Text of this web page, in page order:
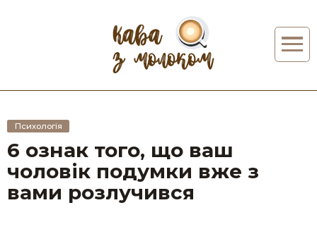
Психологія
6 ознак того, що ваш
чоловік подумки вже з
вами розлучився